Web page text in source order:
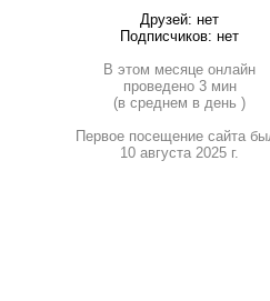
Друзей: нет
Подписчиков: нет
В этом месяце онлайн
проведено 3 мин
(в среднем в день )
Первое посещение сайта
10 августа 2025 г.